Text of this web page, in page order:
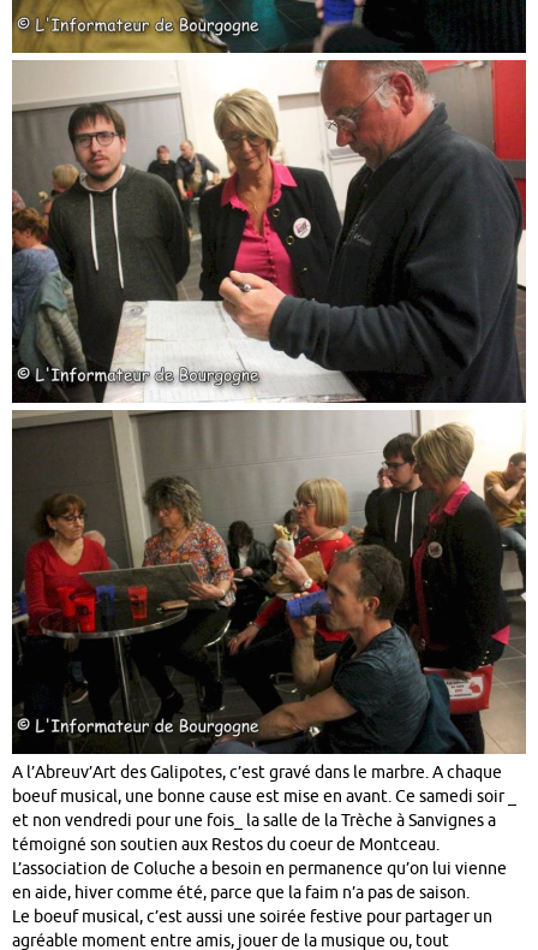
A l’Abreuv’Art des Galipotes, c’est gravé dans le marbre. A chaque
boeuf musical, une bonne cause est mise en avant. Ce samedi soir _
et non vendredi pour une fois_ la salle de la Trèche à Sanvignes a
témoigné son soutien aux Restos du coeur de Montceau.
L’association de Coluche a besoin en permanence qu’on lui vienne
en aide, hiver comme été, parce que la faim n’a pas de saison.
Le boeuf musical, c’est aussi une soirée festive pour partager un
agréable moment entre amis, jouer de la musique ou, tout